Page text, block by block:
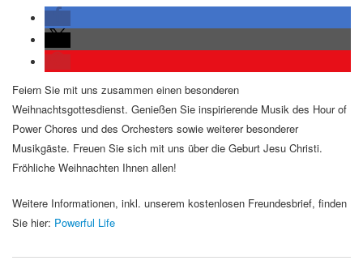
Feiern Sie mit uns zusammen einen besonderen
Weihnachtsgottesdienst. Genießen Sie inspirierende Musik des Hour of
Power Chores und des Orchesters sowie weiterer besonderer
Musikgäste. Freuen Sie sich mit uns über die Geburt Jesu Christi.
Fröhliche Weihnachten Ihnen allen!
Weitere Informationen, inkl. unserem kostenlosen Freundesbrief, finden
Sie hier: Powerful Life